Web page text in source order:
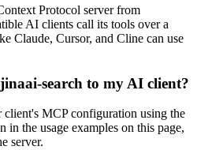
Protocol server from
AI clients call its tools over a
Claude, Cursor, and Cline can use
search to my AI client?
MCP configuration using the
in the usage examples on this page,
server.